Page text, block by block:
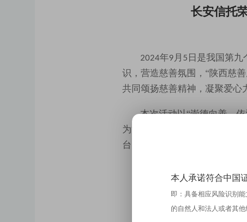
长安信托
2024年9 月 5 日 是我国第九
识 ， 营造慈善氛围， “陕西慈
共同颂扬慈善精神，凝聚爱心
本次活动以“崇德向善，
为活动正式启幕。
台，助力慈善事业再上新台阶。
本人承诺符合中国
即：具备相应风险识别
的自然人和法人或者其他